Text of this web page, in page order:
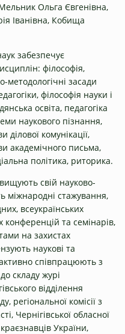
Ольга Євгенівна,
Іванівна, Кобища
забезпечує
філософія,
методологічні засади
філософія науки і
освіта, педагогіка
наукового пізнання,
комунікації,
академічного письма,
політика, риторика.
свій науково-
міжнародні стажування,
всеукраїнських
та семінарів,
на захистах
наукові та
співпрацюють з
складу журі
відділення
регіональної комісії з
Чернігівської обласної
України,